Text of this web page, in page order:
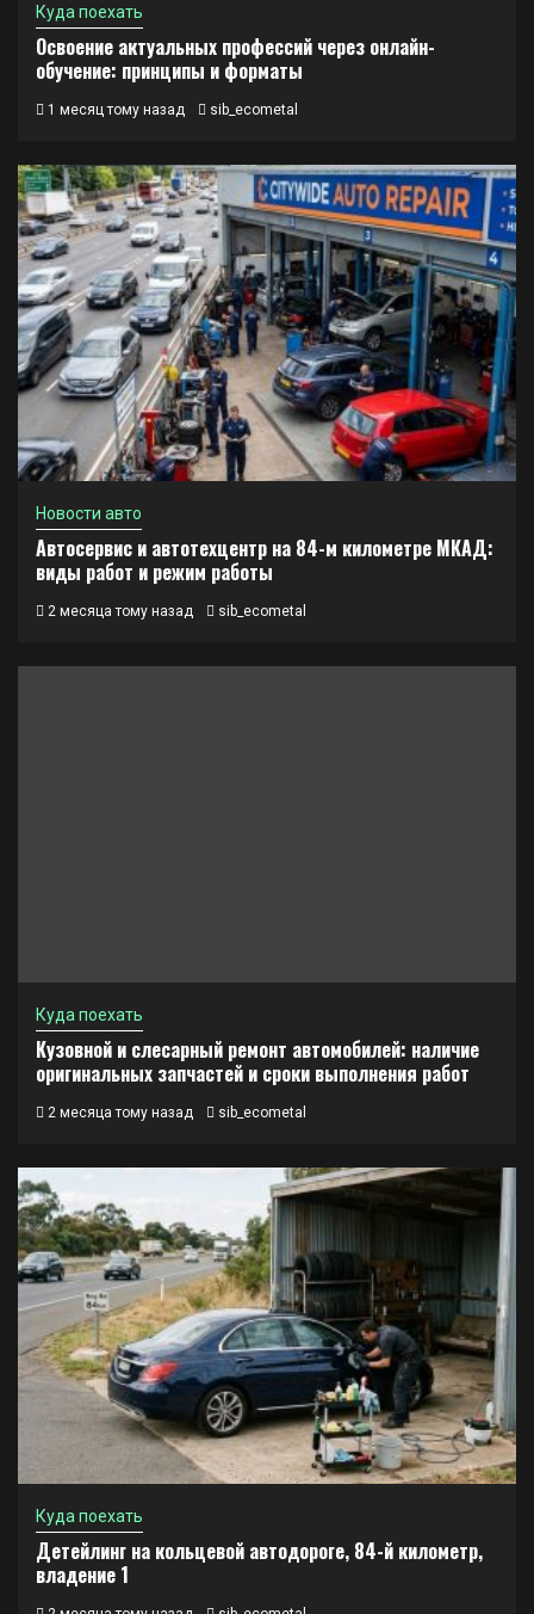
Куда поехать
Освоение актуальных профессий через онлайн-
обучение: принципы и форматы
1 месяц тому назад sib_ecometal
Новости авто
Автосервис и автотехцентр на 84-м километре МКАД:
виды работ и режим работы
2 месяца тому назад sib_ecometal
Куда поехать
Кузовной и слесарный ремонт автомобилей: наличие
оригинальных запчастей и сроки выполнения работ
2 месяца тому назад sib_ecometal
Куда поехать
Детейлинг на кольцевой автодороге, 84-й километр,
владение 1